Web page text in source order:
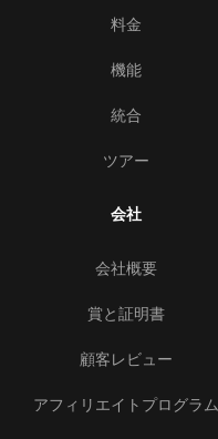
料金
機能
統合
ツアー
会社
会社概要
賞と証明書
顧客レビュー
アフィリエイトプログラム